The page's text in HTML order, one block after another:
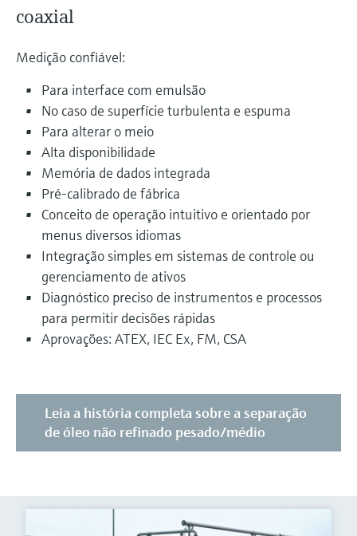
coaxial
Medição confiável:
Para interface com emulsão
No caso de superfície turbulenta e espuma
Para alterar o meio
Alta disponibilidade
Memória de dados integrada
Pré-calibrado de fábrica
Conceito de operação intuitivo e orientado por
menus diversos idiomas
Integração simples em sistemas de controle ou
gerenciamento de ativos
Diagnóstico preciso de instrumentos e processos
para permitir decisões rápidas
Aprovações: ATEX, IEC Ex, FM, CSA
Leia a história completa sobre a separação
de óleo não refinado pesado/médio